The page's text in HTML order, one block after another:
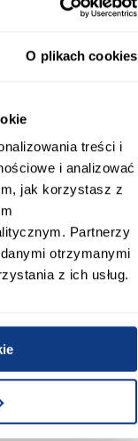
O plikach cookies
treści i
i analizować
jak korzystasz z
Partnerzy
otrzymanymi
z ich usług.